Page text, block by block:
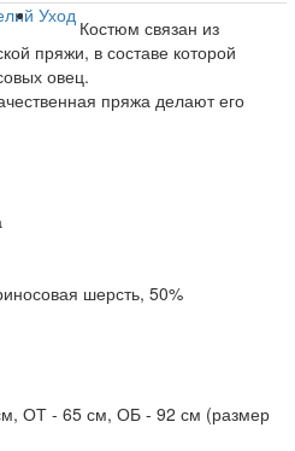
Уход
Костюм связан из
пряжи, в составе которой
овец.
пряжа делают его
шерсть, 50%
ОТ - 65 см, ОБ - 92 см (размер